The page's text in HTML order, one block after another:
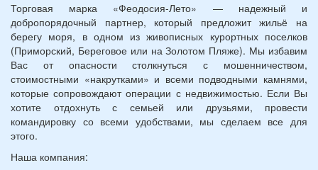
Торговая марка «Феодосия-Лето» — надежный и
добропорядочный партнер, который предложит жильё на
берегу моря, в одном из живописных курортных поселков
(Приморский, Береговое или на Золотом Пляже). Мы избавим
Вас от опасности столкнуться с мошенничеством,
стоимостными «накрутками» и всеми подводными камнями,
которые сопровождают операции с недвижимостью. Если Вы
хотите отдохнуть с семьей или друзьями, провести
командировку со всеми удобствами, мы сделаем все для
этого.
Наша компания: